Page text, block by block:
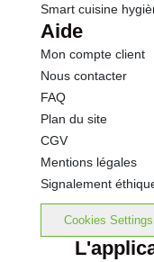
Smart cuisine
Aide
Mon compte client
Nous contacter
FAQ
Plan du site
CGV
Mentions légales
Signalement
Cookies Settings